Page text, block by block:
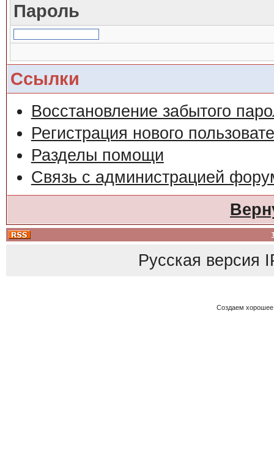
Пароль
Ссылки
Восстановление забытого
Регистрация нового
Разделы помощи
Связь с администрацией
Русская версия
Создаем